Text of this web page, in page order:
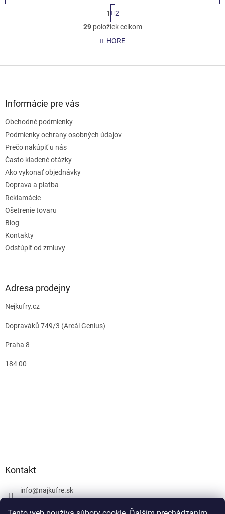
O
v
l
á
k
t
r
á
n
k
v
1
2
29položiek celkom
HORE
Informácie pre vás
Obchodné podmienky
Podmienky ochrany osobných údajov
Prečo nakúpiť u nás
Často kladené otázky
Ako vykonať objednávky
Doprava a platba
Reklamácie
Ošetrenie tovaru
Blog
Kontakty
Odstúpiť od zmluvy
Adresa prodejny
Nejkufry.cz
Dopraváků 749/3 (Areál Genius)
Praha 8
184 00
Kontakt
info@najkufre.sk